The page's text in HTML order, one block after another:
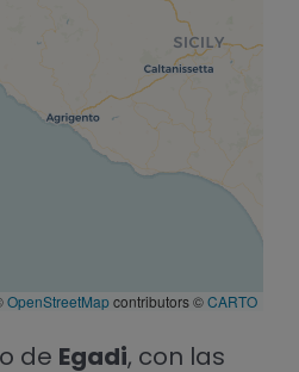
OpenStreetMapcontributors ©CARTO
de Egadi, con las